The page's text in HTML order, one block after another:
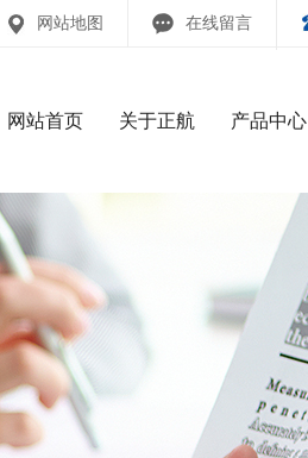
网站地图 在线留言
网站首页 关于正航 产品中心